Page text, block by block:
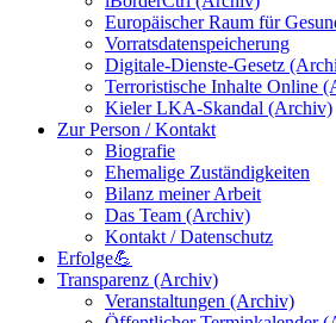
Europäischer Raum für
Vorratsdatenspeicherung
Digitale-Dienste-Gesetz
Terroristische Inhalte Online
Kieler LKA-Skandal (Archiv)
Zur Person / Kontakt
Biografie
Ehemalige Zuständigkeiten
Bilanz meiner Arbeit
Das Team (Archiv)
Kontakt / Datenschutz
Erfolge💪
Transparenz (Archiv)
Veranstaltungen (Archiv)